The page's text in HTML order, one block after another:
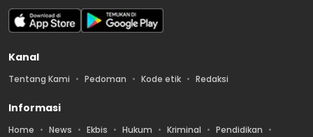
Kanal
Tentang Kami Pedoman Kode etik Redaksi
Informasi
Home News Ekbis Hukum Kriminal Pendidikan